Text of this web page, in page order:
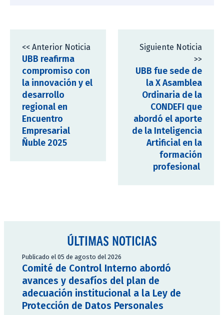
<< Anterior Noticia
UBB reafirma
compromiso con
la innovación y el
desarrollo
regional en
Encuentro
Empresarial
Ñuble 2025
Siguiente Noticia
>>
UBB fue sede de
la X Asamblea
Ordinaria de la
CONDEFI que
abordó el aporte
de la Inteligencia
Artificial en la
formación
profesional
ÚLTIMAS NOTICIAS
Publicado el 05 de agosto del 2026
Comité de Control Interno abordó
avances y desafíos del plan de
adecuación institucional a la Ley de
Protección de Datos Personales